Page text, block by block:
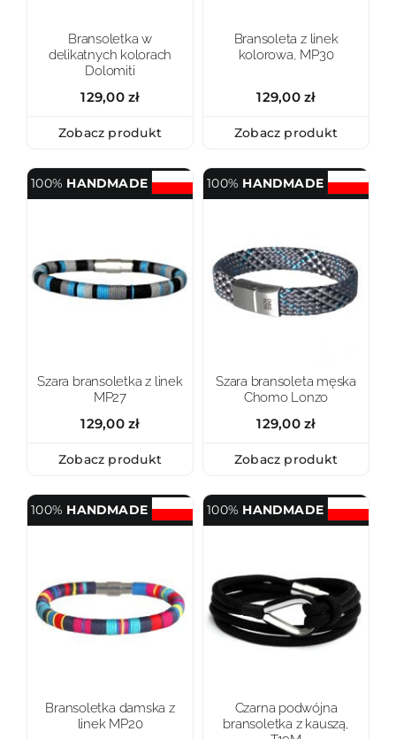
Bransoletka w
delikatnych kolorach
Dolomiti
129,00zł
Zobacz produkt
Bransoleta z linek
kolorowa, MP30
129,00zł
Zobacz produkt
100% HANDMADE
Szara bransoletka z linek
MP27
129,00zł
Zobacz produkt
100% HANDMADE
Szara bransoleta męska
Chomo Lonzo
129,00zł
Zobacz produkt
100% HANDMADE
Bransoletka damska z
linek MP20
100% HANDMADE
Czarna podwójna
bransoletka z kauszą,